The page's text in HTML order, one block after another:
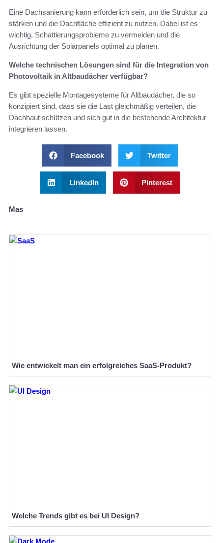
Eine Dachsanierung kann erforderlich sein, um die Struktur zu
stärken und die Dachfläche effizient zu nutzen. Dabei ist es
wichtig, Schattierungsprobleme zu vermeiden und die
Ausrichtung der Solarpanels optimal zu planen.
Welche technischen Lösungen sind für die Integration von
Photovoltaik in Altbaudächer verfügbar?
Es gibt spezielle Montagesysteme für Altbaudächer, die so
konzipiert sind, dass sie die Last gleichmäßig verteilen, die
Dachhaut schützen und sich gut in die bestehende Architektur
integrieren lassen.
Facebook Twitter
LinkedIn Pinterest
Mas
Wie entwickelt man ein erfolgreiches SaaS-Produkt?
Welche Trends gibt es bei UI Design?